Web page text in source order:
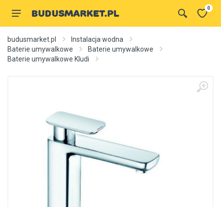
0
budusmarket.pl
Instalacja wodna
Baterie umywalkowe
Baterie umywalkowe
Baterie umywalkowe Kludi